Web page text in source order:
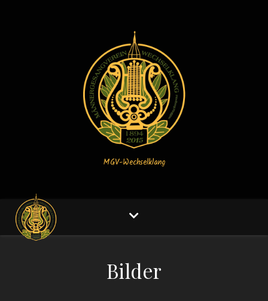
MGV-Wechselklang
Bilder